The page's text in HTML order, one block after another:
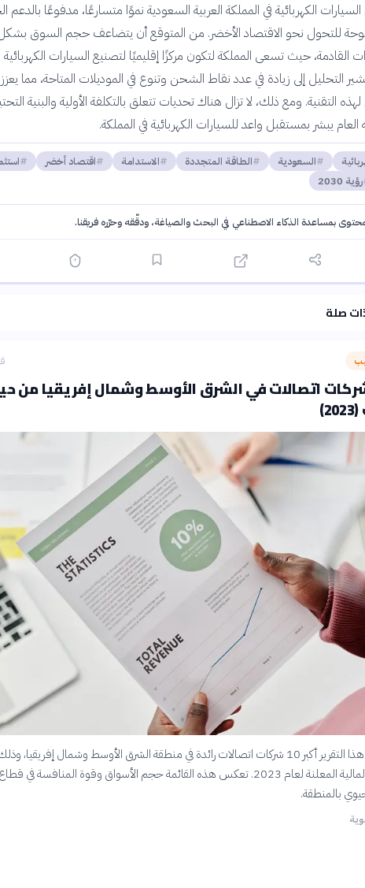
الكهربائية في المملكة العربية السعودية نموًا متسارعًا، مدفوعًا بالدعم
للتحول نحو الاقتصاد الأخضر. من المتوقع أن يتضاعف حجم السوق
القادمة، حيث تسعى المملكة لتكون مركزًا إقليميًا لتصنيع السيارات الكهربائية
التحليل إلى زيادة في عدد نقاط الشحن وتنوع في الموديلات المتاحة، مما
التقنية. ومع ذلك، لا تزال هناك تحديات تتعلق بالتكلفة الأولية والبنية
يبشر بمستقبل واعد للسيارات الكهربائية في المملكة.
السعودية الطاقة المتجددة الاستدامة اقتصاد أخضر
رؤية 2030
بمساعدة الذكاء الاصطناعي في البحث والصياغة، ودقّقه وحرّره فريقنا.
صلة
10 شركات اتصالات في الشرق الأوسط وشمال إفريقيا من
نستعرض في هذا التقرير أكبر 10 شركات اتصالات رائدة في منطقة الشرق الأوسط وشمال إفريقيا،
على إيراداتها المالية المعلنة لعام 2023. تعكس هذه القائمة حجم الأسواق وقوة المنافسة في
بالمنطقة.